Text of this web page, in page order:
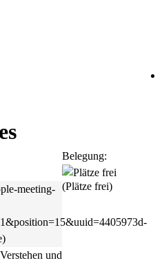
meeting-
und
Belegung:
(Plätze frei)